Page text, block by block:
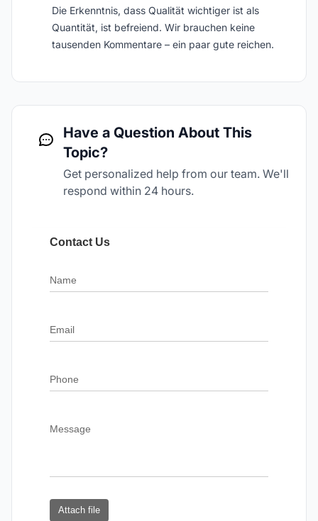
Die Erkenntnis, dass Qualität wichtiger ist als
Quantität, ist befreiend. Wir brauchen keine
tausenden Kommentare – ein paar gute reichen.
Have a Question About This
Topic?
Get personalized help from our team. We'll
respond within 24 hours.